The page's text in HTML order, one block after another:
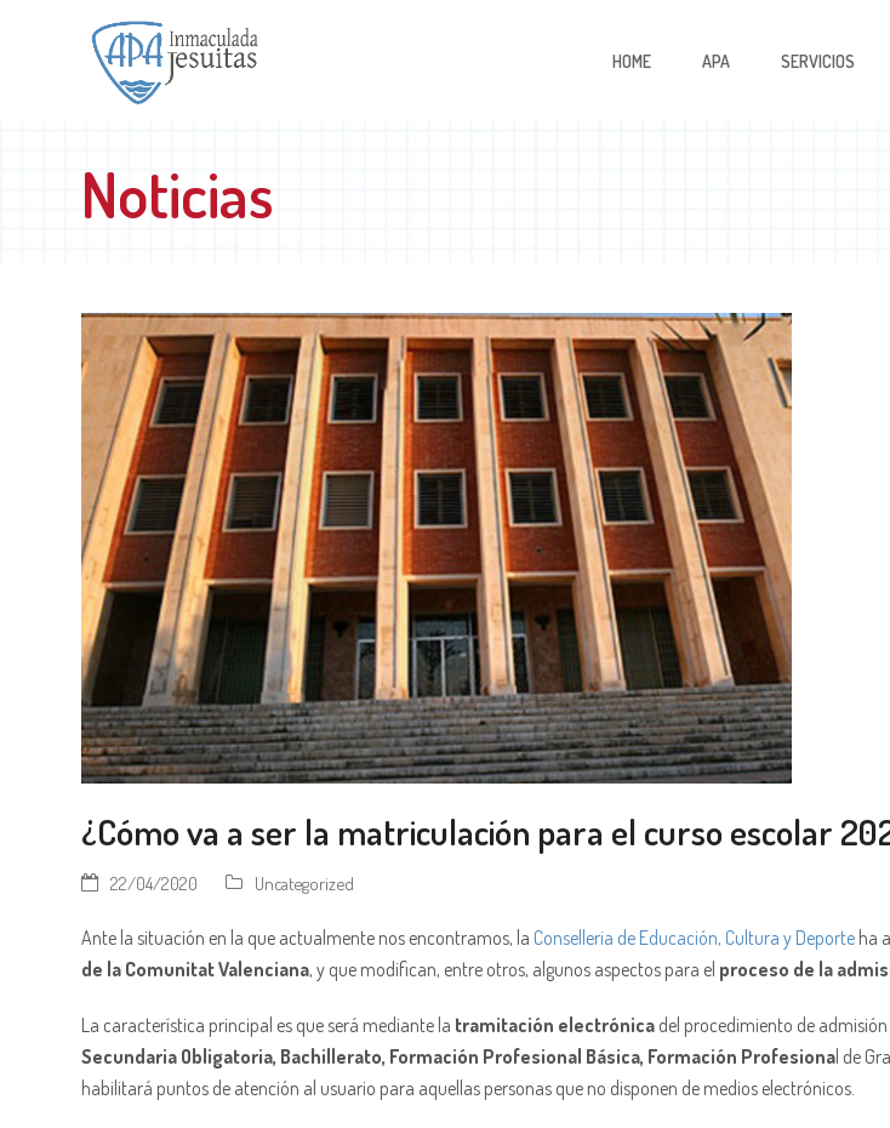
HOME APA SERVICIOS
Noticias
¿Cómo va a ser la matriculación para el curso escolar
22/04/2020 Uncategorized
Ante la situación en la que actualmente nos encontramos, la Conselleria de Educación, Cultura y Deporte ha
de la Comunitat Valenciana, y que modifican, entre otros, algunos aspectos para el proceso de la
La característica principal es que será mediante la tramitación electrónica del procedimiento de
Secundaria Obligatoria, Bachillerato, Formación Profesional Básica, Formación Profesional de
habilitará puntos de atención al usuario para aquellas personas que no disponen de medios electrónicos.